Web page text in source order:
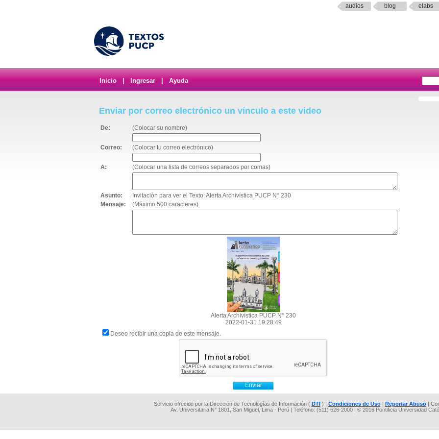
audios blog elabs
Inicio Ingresar Ayuda
Enviar por correo electrónico un vínculo a este video
De: (Colocar su nombre)
Correo: (Colocar tu correo electrónico)
A: (Colocar una lista de correos separados por comas)
Asunto:
Invitación para ver el Texto: Alerta Archivística PUCP N° 230
Mensaje:
(Máximo 500 caracteres)
Alerta Archivística PUCP N° 230
2022-01-31 19:28:49
Deseo recibir una copia de este mensaje.
Servicio ofrecido por la Dirección de Tecnologías de Información ( DTI) | Condiciones de Uso| Reportar Abuso|
Av. Universitaria N° 1801, San Miguel, Lima - Perú | Teléfono: (511) 626-2000 | © 2016 Pontificia Universidad